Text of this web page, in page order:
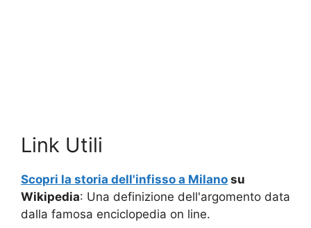
Link Utili
Scopri la storia dell'infisso a Milano su
Wikipedia: Una definizione dell'argomento data
dalla famosa enciclopedia on line.